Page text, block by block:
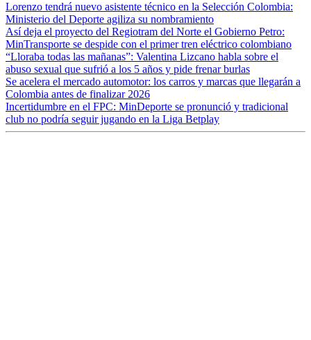
Lorenzo tendrá nuevo asistente técnico en la Selección Colombia:
Ministerio del Deporte agiliza su nombramiento
Así deja el proyecto del Regiotram del Norte el Gobierno Petro:
MinTransporte se despide con el primer tren eléctrico colombiano
“Lloraba todas las mañanas”: Valentina Lizcano habla sobre el
abuso sexual que sufrió a los 5 años y pide frenar burlas
Se acelera el mercado automotor: los carros y marcas que llegarán a
Colombia antes de finalizar 2026
Incertidumbre en el FPC: MinDeporte se pronunció y tradicional
club no podría seguir jugando en la Liga Betplay